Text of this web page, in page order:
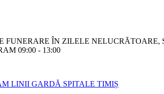
ÎN ZILELE
09:00 - 13:00
LINII GARDĂ SPITALE TIMIȘ